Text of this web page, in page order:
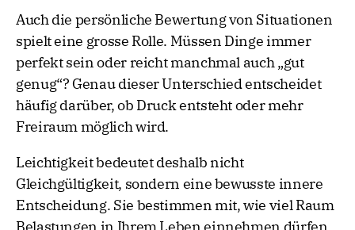
Auch die persönliche Bewertung von Situationen
spielt eine grosse Rolle. Müssen Dinge immer
perfekt sein oder reicht manchmal auch „gut
genug“? Genau dieser Unterschied entscheidet
häufig darüber, ob Druck entsteht oder mehr
Freiraum möglich wird.
Leichtigkeit bedeutet deshalb nicht
Gleichgültigkeit, sondern eine bewusste innere
Entscheidung. Sie bestimmen mit, wie viel Raum